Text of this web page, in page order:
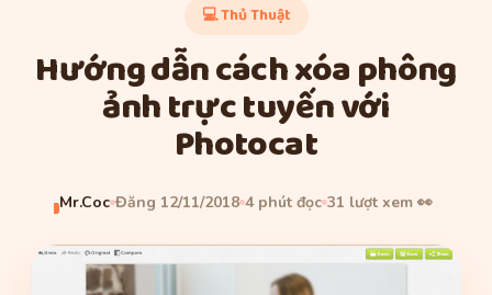
💻 Thủ Thuật
Hướng dẫn cách xóa phông
ảnh trực tuyến với
Photocat
Mr.Coc Đăng 12/11/2018 4 phút đọc 31 lượt xem 👀